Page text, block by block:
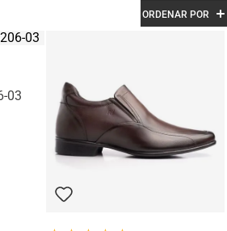
discreta e natural. Produzidos em couro
premium, os modelos oferecem excelente
de design moderno para ocasiões sociais,
encontra sapatos sociais, casuais,
de elevação interna,
confiança, postura e estilo em
ORDENAR POR
03